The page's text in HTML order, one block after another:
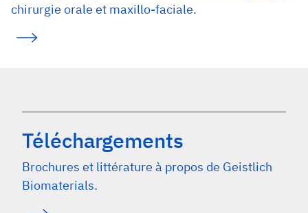
chirurgie orale et maxillo-faciale.
Téléchargements
Brochures et littérature à propos de Geistlich
Biomaterials.